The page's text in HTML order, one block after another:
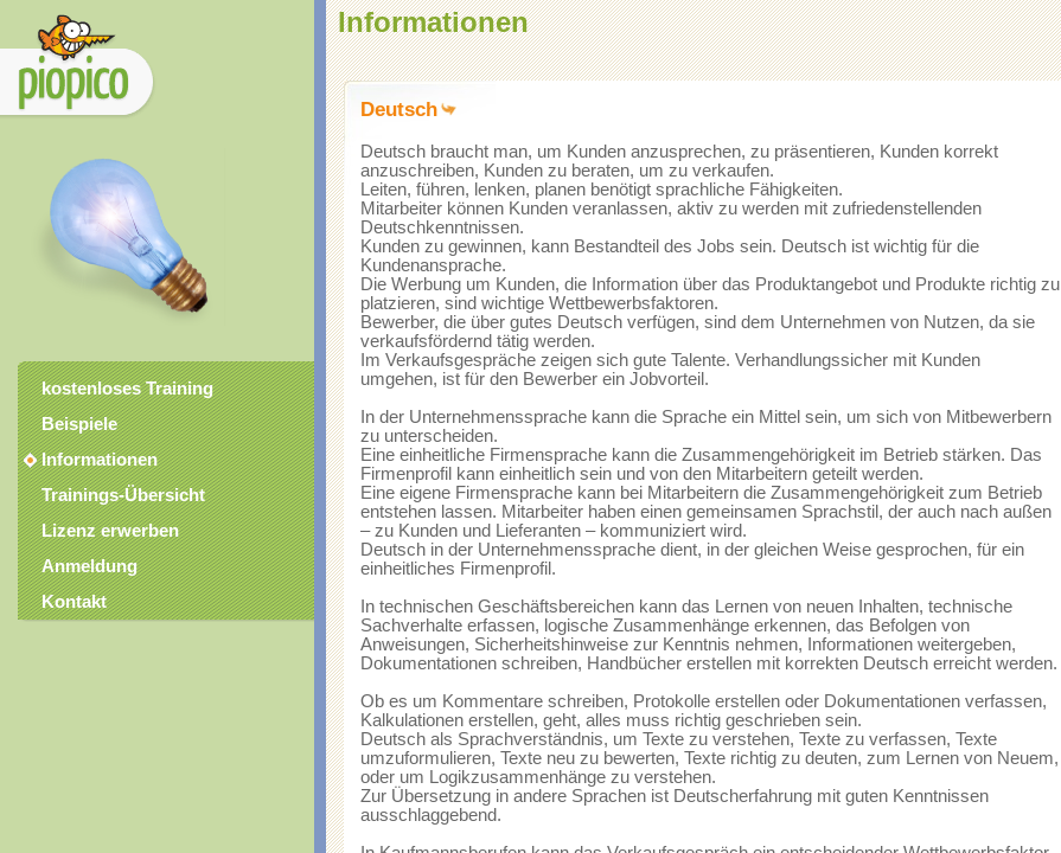
Informationen
Deutsch
Deutsch braucht man, um Kunden anzusprechen, zu präsentieren, Kunden korrekt
anzuschreiben, Kunden zu beraten, um zu verkaufen.
Leiten, führen, lenken, planen benötigt sprachliche Fähigkeiten.
Mitarbeiter können Kunden veranlassen, aktiv zu werden mit zufriedenstellenden
Deutschkenntnissen.
Kunden zu gewinnen, kann Bestandteil des Jobs sein. Deutsch ist wichtig für die
Kundenansprache.
Die Werbung um Kunden, die Information über das Produktangebot und Produkte richtig zu
platzieren, sind wichtige Wettbewerbsfaktoren.
Bewerber, die über gutes Deutsch verfügen, sind dem Unternehmen von Nutzen, da sie
verkaufsfördernd tätig werden.
Im Verkaufsgespräche zeigen sich gute Talente. Verhandlungssicher mit Kunden
umgehen, ist für den Bewerber ein Jobvorteil.
In der Unternehmenssprache kann die Sprache ein Mittel sein, um sich von Mitbewerbern
zu unterscheiden.
Eine einheitliche Firmensprache kann die Zusammengehörigkeit im Betrieb stärken. Das
Firmenprofil kann einheitlich sein und von den Mitarbeitern geteilt werden.
Eine eigene Firmensprache kann bei Mitarbeitern die Zusammengehörigkeit zum Betrieb
entstehen lassen. Mitarbeiter haben einen gemeinsamen Sprachstil, der auch nach außen
– zu Kunden und Lieferanten – kommuniziert wird.
Deutsch in der Unternehmenssprache dient, in der gleichen Weise gesprochen, für ein
einheitliches Firmenprofil.
In technischen Geschäftsbereichen kann das Lernen von neuen Inhalten, technische
Sachverhalte erfassen, logische Zusammenhänge erkennen, das Befolgen von
Anweisungen, Sicherheitshinweise zur Kenntnis nehmen, Informationen weitergeben,
Dokumentationen schreiben, Handbücher erstellen mit korrekten Deutsch erreicht werden.
Ob es um Kommentare schreiben, Protokolle erstellen oder Dokumentationen verfassen,
Kalkulationen erstellen, geht, alles muss richtig geschrieben sein.
Deutsch als Sprachverständnis, um Texte zu verstehen, Texte zu verfassen, Texte
umzuformulieren, Texte neu zu bewerten, Texte richtig zu deuten, zum Lernen von Neuem,
oder um Logikzusammenhänge zu verstehen.
Zur Übersetzung in andere Sprachen ist Deutscherfahrung mit guten Kenntnissen
ausschlaggebend.
kostenloses Training
Beispiele
Informationen
Trainings-Übersicht
Lizenz erwerben
Anmeldung
Kontakt